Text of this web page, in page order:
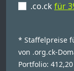
.co.ck für
* Staffelpreise
von .org.ck-
Portfolio: